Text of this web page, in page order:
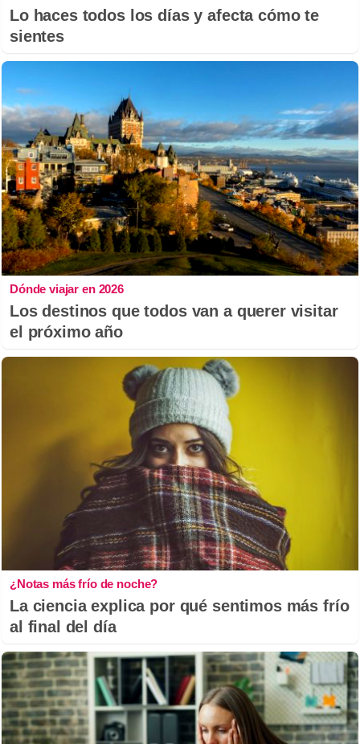
Lo haces todos los días y afecta cómo te
sientes
Dónde viajar en 2026
Los destinos que todos van a querer visitar
el próximo año
¿Notas más frío de noche?
La ciencia explica por qué sentimos más frío
al final del día